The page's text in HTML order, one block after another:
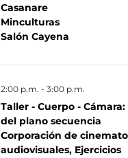
Casanare
Minculturas
Salón Cayena
2:00 p.m. - 3:00 p.m.
Taller - Cuerpo -
del plano secuencia
Corporación de
audiovisuales, Ejercicios